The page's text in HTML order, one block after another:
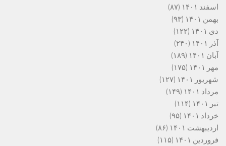
اسفند ۱۴۰۱
(۸۷)
بهمن ۱۴۰۱
(۹۳)
دی ۱۴۰۱
(۱۲۲)
آذر ۱۴۰۱
(۲۴۰)
آبان ۱۴۰۱
(۱۸۹)
مهر ۱۴۰۱
(۱۷۵)
شهریور ۱۴۰۱
(۱۲۷)
مرداد ۱۴۰۱
(۱۴۹)
تیر ۱۴۰۱
(۱۱۴)
خرداد ۱۴۰۱
(۹۵)
اردیبهشت ۱۴۰۱
(۸۶)
فروردین ۱۴۰۱
(۱۱۵)